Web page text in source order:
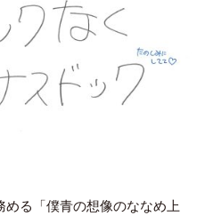
る「僕青の想像のななめ上